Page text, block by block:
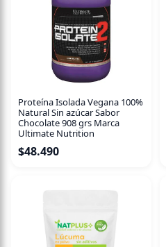
Proteína Isolada Vegana 100%
Natural Sin azúcar Sabor
Chocolate 908 grs Marca
Ultimate Nutrition
$48.490